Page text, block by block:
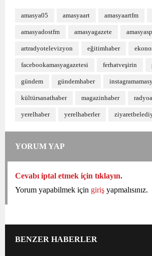
amasya05 amasyaart amasyaartfm
amasyadostfm amasyagazete
artradyotelevizyon eğitimhaber
facebookamasyagazetesi ferhatveşirin
gündem gündemhaber
kültürsanathaber magazinhaber
yerelhaber yerelhaberler
YORUM YAP
Cevabı iptal etmek için tıklayın.
Yorum yapabilmek için giriş yapmalısınız.
BENZER HABERLER